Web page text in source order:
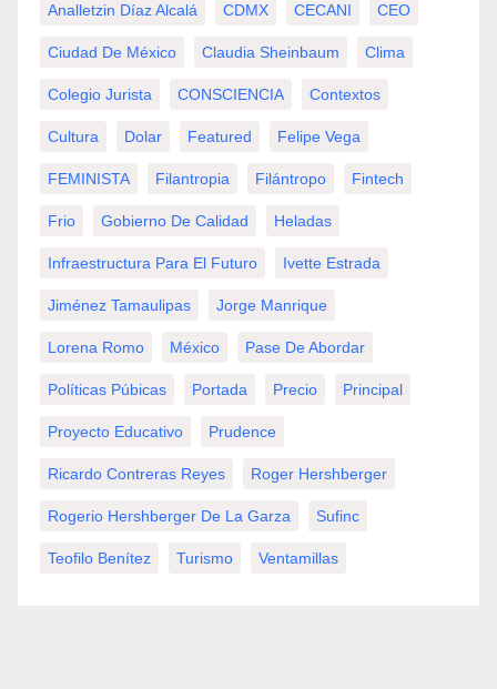
Analletzin Díaz Alcalá CDMX CECANI CEO
Ciudad De México Claudia Sheinbaum Clima
Colegio Jurista CONSCIENCIA Contextos
Cultura Dolar Featured Felipe Vega
FEMINISTA Filantropia Filántropo Fintech
Frio Gobierno De Calidad Heladas
Infraestructura Para El Futuro Ivette Estrada
Jiménez Tamaulipas Jorge Manrique
Lorena Romo México Pase De Abordar
Políticas Púbicas Portada Precio Principal
Proyecto Educativo Prudence
Ricardo Contreras Reyes Roger Hershberger
Rogerio Hershberger De La Garza Sufinc
Teofilo Benítez Turismo Ventamillas